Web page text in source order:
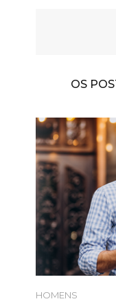
OS
HOMENS